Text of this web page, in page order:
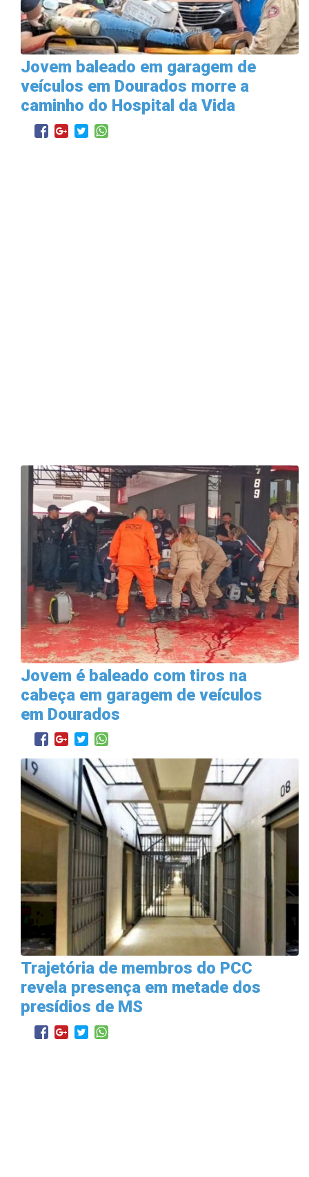
Jovem baleado em garagem de
veículos em Dourados morre a
caminho do Hospital da Vida
Jovem é baleado com tiros na
cabeça em garagem de veículos
em Dourados
Trajetória de membros do PCC
revela presença em metade dos
presídios de MS